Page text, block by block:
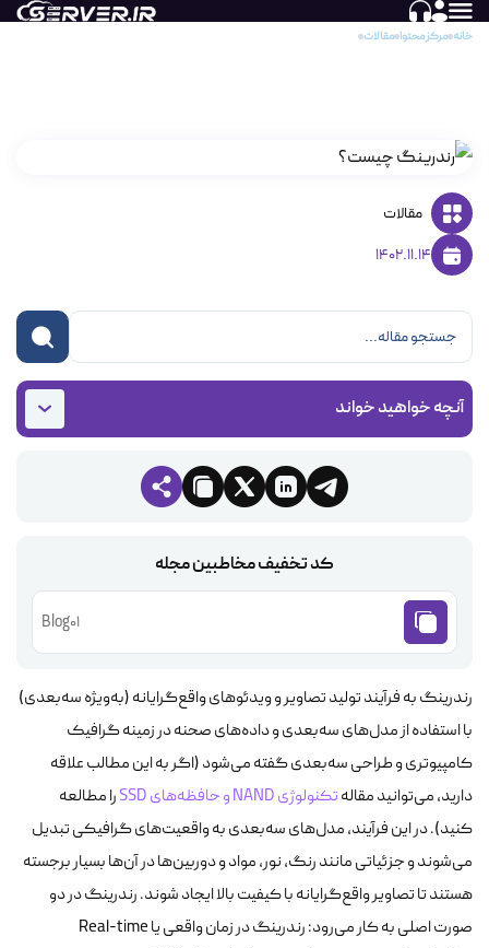
خانه مرکز محتوا مقالات
مقالات
1402.11.14
آنچه خواهید خواند
کد تخفیف مخاطبین مجله
Blog01
رندرینگ به فرآیند تولید تصاویر و ویدئوهای واقع‌گرایانه (به‌ویژه سه‌بعدی)
با استفاده از مدل‌های سه‌بعدی و داده‌های صحنه در زمینه گرافیک
کامپیوتری و طراحی سه‌بعدی گفته می‌شود (اگر به این مطالب علاقه
دارید، می‌توانید مقالهتکنولوژی NAND و حافظه‌های SSD
را مطالعه
کنید). در این فرآیند، مدل‌های سه‌بعدی به واقعیت‌های گرافیکی تبدیل
می‌شوند و جزئیاتی مانند رنگ، نور، مواد و دوربین‌ها در آن‌ها بسیار برجسته
هستند تا تصاویر واقع‌گرایانه با کیفیت بالا ایجاد شوند. رندرینگ در دو
صورت اصلی به کار می‌رود: رندرینگ در زمان واقعی یا Real-time